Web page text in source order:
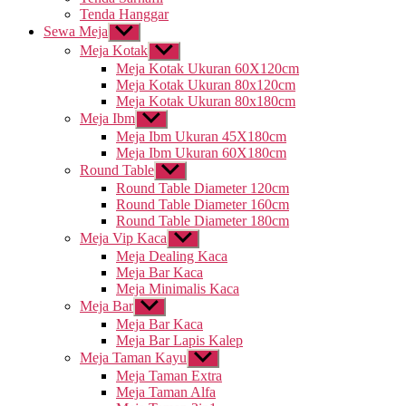
Tenda Hanggar
Sewa Meja Tampilkan
sub
menu
Meja Kotak Tampilkan
sub
menu
Meja Kotak Ukuran 60X120cm
Meja Kotak Ukuran 80x120cm
Meja Kotak Ukuran 80x180cm
Meja Ibm Tampilkan
sub
menu
Meja Ibm Ukuran 45X180cm
Meja Ibm Ukuran 60X180cm
Round Table Tampilkan
sub
menu
Round Table Diameter 120cm
Round Table Diameter 160cm
Round Table Diameter 180cm
Meja Vip Kaca Tampilkan
sub
menu
Meja Dealing Kaca
Meja Bar Kaca
Meja Minimalis Kaca
Meja Bar Tampilkan
sub
menu
Meja Bar Kaca
Meja Bar Lapis Kalep
Meja Taman Kayu Tampilkan
sub
menu
Meja Taman Extra
Meja Taman Alfa